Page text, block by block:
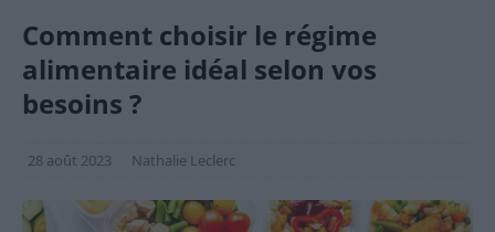
Comment choisir le régime
alimentaire idéal selon vos
besoins ?
28 août 2023 Nathalie Leclerc